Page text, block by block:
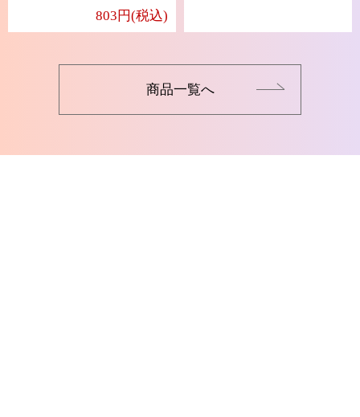
803円(税込)
商品一覧へ